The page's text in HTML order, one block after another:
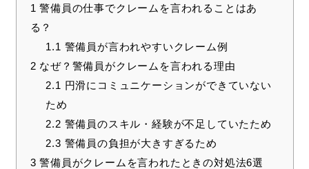
1 警備員の仕事でクレームを言われることはあ
る？
1.1 警備員が言われやすいクレーム例
2 なぜ？警備員がクレームを言われる理由
2.1 円滑にコミュニケーションができていない
ため
2.2 警備員のスキル・経験が不足していたため
2.3 警備員の負担が大きすぎるため
3 警備員がクレームを言われたときの対処法6選